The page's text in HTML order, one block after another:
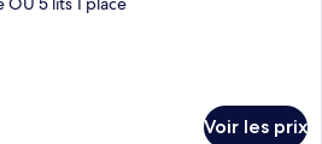
Voir les prix